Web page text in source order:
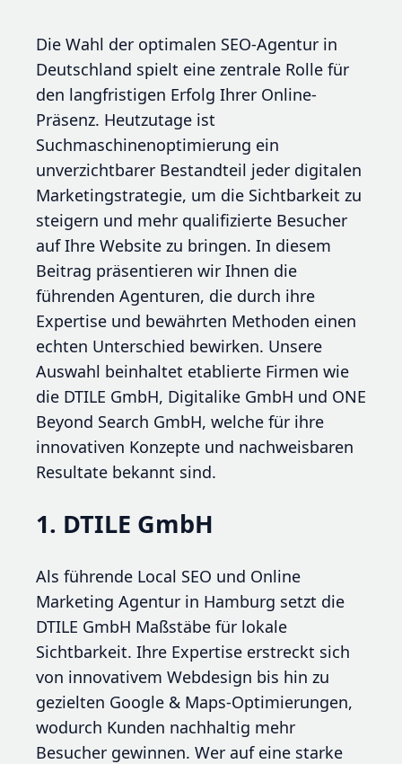
Die Wahl der optimalen SEO-Agentur in
Deutschland spielt eine zentrale Rolle für
den langfristigen Erfolg Ihrer Online-
Präsenz. Heutzutage ist
Suchmaschinenoptimierung ein
unverzichtbarer Bestandteil jeder digitalen
Marketingstrategie, um die Sichtbarkeit zu
steigern und mehr qualifizierte Besucher
auf Ihre Website zu bringen. In diesem
Beitrag präsentieren wir Ihnen die
führenden Agenturen, die durch ihre
Expertise und bewährten Methoden einen
echten Unterschied bewirken. Unsere
Auswahl beinhaltet etablierte Firmen wie
die DTILE GmbH, Digitalike GmbH und ONE
Beyond Search GmbH, welche für ihre
innovativen Konzepte und nachweisbaren
Resultate bekannt sind.
1. DTILE GmbH
Als führende Local SEO und Online
Marketing Agentur in Hamburg setzt die
DTILE GmbH Maßstäbe für lokale
Sichtbarkeit. Ihre Expertise erstreckt sich
von innovativem Webdesign bis hin zu
gezielten Google & Maps-Optimierungen,
wodurch Kunden nachhaltig mehr
Besucher gewinnen. Wer auf eine starke